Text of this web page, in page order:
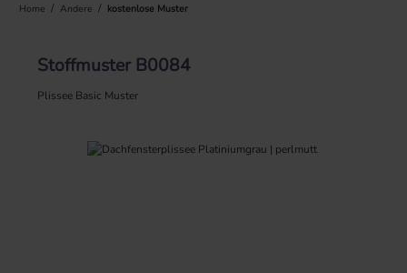
Home / Andere / kostenlose Muster
Stoffmuster B0084
Plissee Basic Muster
Bildergalerie überspringen